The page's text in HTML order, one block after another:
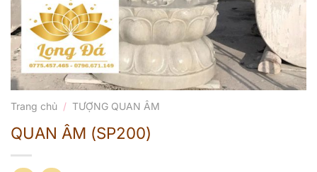
Trang chủ / TƯỢNG QUAN ÂM
QUAN ÂM (SP200)